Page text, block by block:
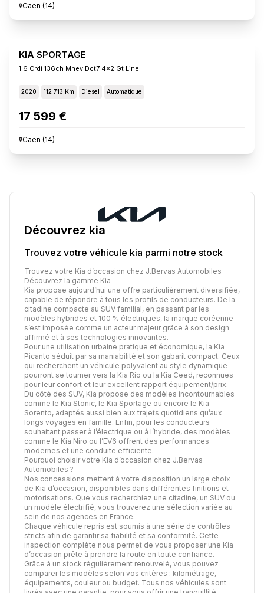
Caen (14)
KIA SPORTAGE
1.6 Crdi 136ch Mhev Dct7 4x2 Gt Line
2020 112 713 Km Diesel Automatique
17 599 €
Caen (14)
Découvrez kia
Trouvez votre véhicule kia parmi notre stock
Trouvez votre Kia d’occasion chez J.Bervas Automobiles
Découvrez la gamme Kia
Kia propose aujourd’hui une offre particulièrement diversifiée,
capable de répondre à tous les profils de conducteurs. De la
citadine compacte au SUV familial, en passant par les
modèles hybrides et 100 % électriques, la marque coréenne
s’est imposée comme un acteur majeur grâce à son design
affirmé et à ses technologies innovantes.
Pour une utilisation urbaine pratique et économique, la Kia
Picanto séduit par sa maniabilité et son gabarit compact. Ceux
qui recherchent un véhicule polyvalent au style dynamique
pourront se tourner vers la Kia Rio ou la Kia Ceed, reconnues
pour leur confort et leur excellent rapport équipement/prix.
Du côté des SUV, Kia propose des modèles incontournables
comme le Kia Stonic, le Kia Sportage ou encore le Kia
Sorento, adaptés aussi bien aux trajets quotidiens qu’aux
longs voyages en famille. Enfin, pour les conducteurs
souhaitant passer à l’électrique ou à l’hybride, des modèles
comme le Kia Niro ou l’EV6 offrent des performances
modernes et une conduite efficiente.
Pourquoi choisir votre Kia d’occasion chez J.Bervas
Automobiles ?
Nos concessions mettent à votre disposition un large choix
de Kia d’occasion, disponibles dans différentes finitions et
motorisations. Que vous recherchiez une citadine, un SUV ou
un modèle électrifié, vous trouverez une sélection variée au
sein de nos agences en France.
Chaque véhicule repris est soumis à une série de contrôles
stricts afin de garantir sa fiabilité et sa conformité. Cette
inspection complète nous permet de vous proposer une Kia
d’occasion prête à prendre la route en toute confiance.
Grâce à un stock régulièrement renouvelé, vous pouvez
comparer les modèles selon vos critères : kilométrage,
équipements, couleur ou budget. Tous nos véhicules sont